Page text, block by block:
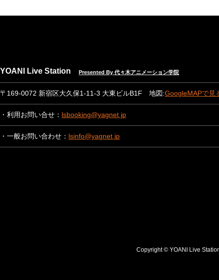
YOANI Live Station Presented By 代々木アニメーション学院
〒169-0072 新宿区大久保1-11-3 大東ビルB1F 地図:GoogleMAPで見
・利用お問い合せ： lsbooking@yagnet.jp
・一般お問い合わせ： lsinfo@yagnet.jp
Copyright © YOANI Live